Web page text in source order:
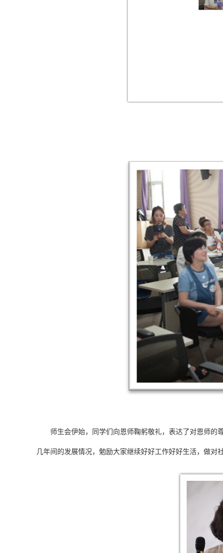
师生会伊始，同学们向恩师鞠躬敬礼，表达了对恩师的
几年间的发展情况，勉励大家继续好好工作好好生活，做对